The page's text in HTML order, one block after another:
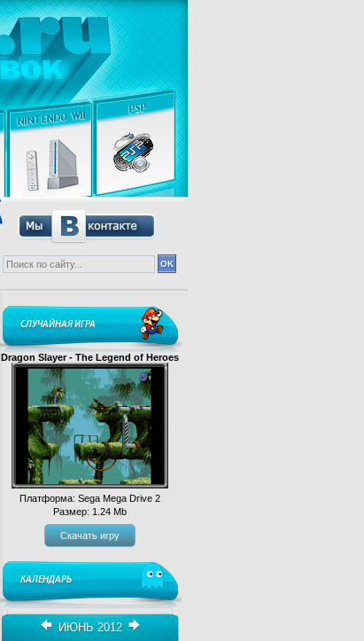
СЛУЧАЙНАЯ ИГРА
Dragon Slayer - The Legend of Heroes
Платформа: Sega Mega Drive 2
Размер: 1.24 Mb
Скачать игру
КАЛЕНДАРЬ
ИЮНЬ 2012